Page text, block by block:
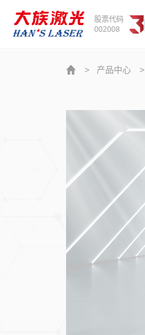
股票代码
002008
> 产品中心 >